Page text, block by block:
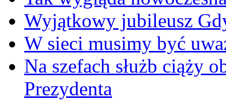
Wyjątkowy jubileusz
W sieci musimy być
Na szefach służb ciąży
Prezydenta